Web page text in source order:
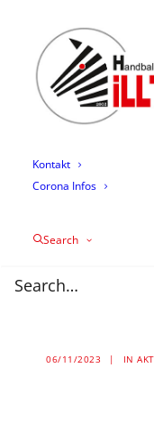
Termine
Mannschaften
Trainingszeiten
Mediathek
Über uns
Kontakt
Corona Infos
Search
Sieg
06/11/2023 | IN